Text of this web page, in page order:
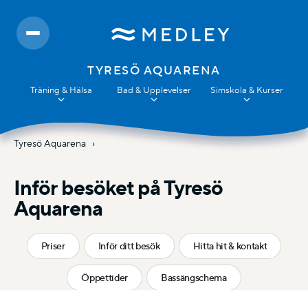
TYRESÖ AQUARENA
Träning & Hälsa Bad & Upplevelser Simskola & Kurser
Tyresö Aquarena
Inför besöket på Tyresö
Aquarena
Priser Inför ditt besök Hitta hit & kontakt
Öppettider Bassängschema